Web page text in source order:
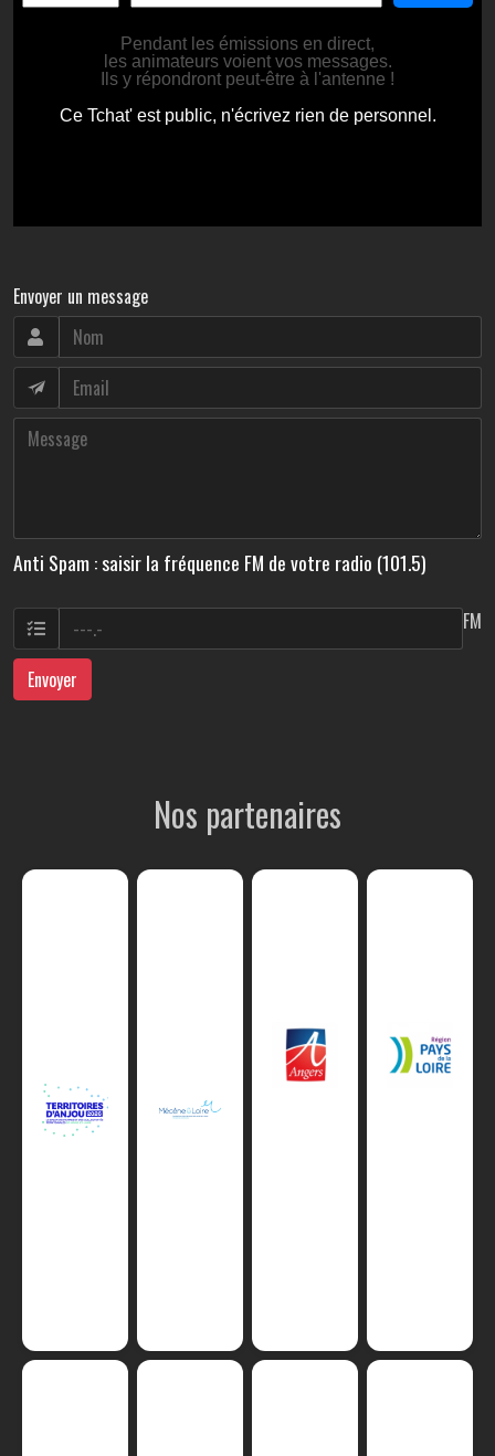
Envoyer un message
Anti Spam : saisir la fréquence FM de votre radio (101.5)
FM
Envoyer
Nos partenaires